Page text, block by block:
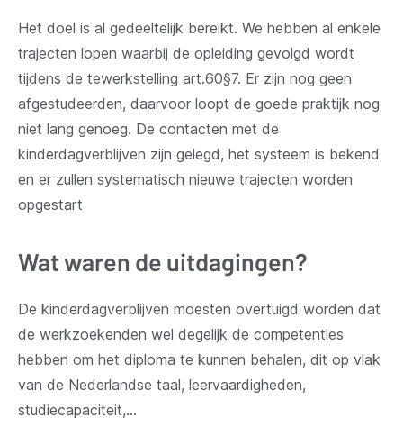
Het doel is al gedeeltelijk bereikt. We hebben al enkele
trajecten lopen waarbij de opleiding gevolgd wordt
tijdens de tewerkstelling art.60§7. Er zijn nog geen
afgestudeerden, daarvoor loopt de goede praktijk nog
niet lang genoeg. De contacten met de
kinderdagverblijven zijn gelegd, het systeem is bekend
en er zullen systematisch nieuwe trajecten worden
opgestart
Wat waren de uitdagingen?
De kinderdagverblijven moesten overtuigd worden dat
de werkzoekenden wel degelijk de competenties
hebben om het diploma te kunnen behalen, dit op vlak
van de Nederlandse taal, leervaardigheden,
studiecapaciteit,...